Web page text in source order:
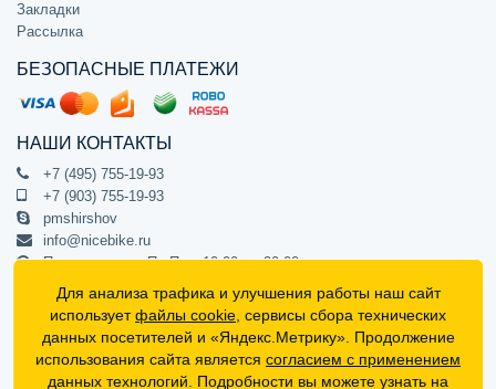
Закладки
Рассылка
БЕЗОПАСНЫЕ ПЛАТЕЖИ
НАШИ КОНТАКТЫ
+7 (495) 755-19-93
+7 (903) 755-19-93
pmshirshov
info@nicebike.ru
Прием звонков Пн-Пт с 10:00 до 20:00
ПВЗ Пн-Пт с 10:00 до 20:00
г. Москва, ул. Барклая 13с1
подъезд 1, цокольный этаж, офис 1
Официальный интернет-магазин NiceBike © 2012 - 2026
Для анализа трафика и улучшения работы наш сайт
используетфайлы cookie , сервисы сбора технических
данных посетителей и «Яндекс.Метрику». Продолжение
использования сайта является согласием с применением
данных технологий. Подробности вы можете узнать на